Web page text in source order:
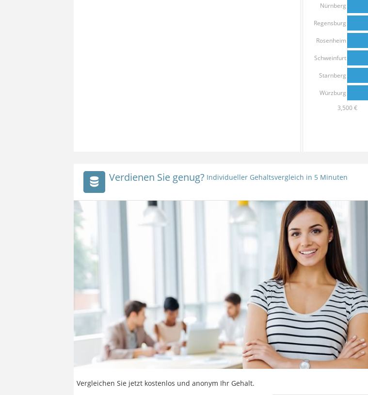
3,500 €
Nürnberg
Regensburg
Rosenheim
Schweinfurt
Starnberg
Würzburg
Verdienen Sie genug? Individueller Gehaltsvergleich in 5 Minuten
Vergleichen Sie jetzt kostenlos und anonym Ihr Gehalt.